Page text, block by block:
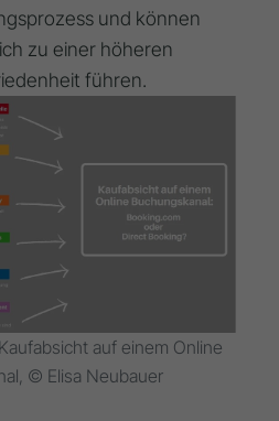
und können
zu einer höheren
führen.
auf einem Online
© Elisa Neubauer